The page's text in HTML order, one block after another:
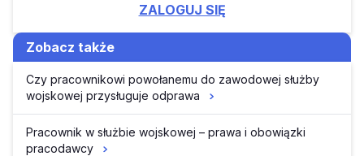
ZALOGUJ SIĘ
Zobacz także
Czy pracownikowi powołanemu do zawodowej służby
wojskowej przysługuje odprawa
Pracownik w służbie wojskowej – prawa i obowiązki
pracodawcy